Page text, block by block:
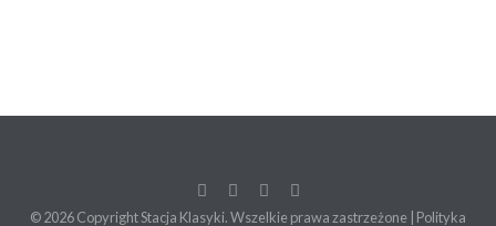
© 2026 Copyright Stacja Klasyki. Wszelkie prawa zastrzeżone | Polityka